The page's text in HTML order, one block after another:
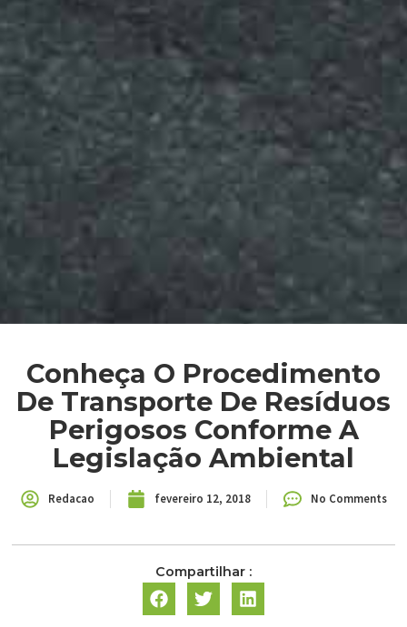
Conheça O Procedimento
De Transporte De Resíduos
Perigosos Conforme A
Legislação Ambiental
Redacao fevereiro 12, 2018 No Comments
Compartilhar :